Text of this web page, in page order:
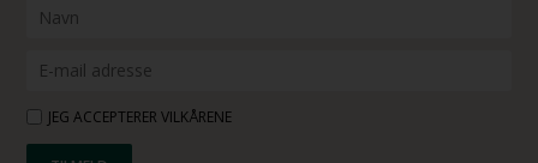
JEG ACCEPTERER VILKÅRENE